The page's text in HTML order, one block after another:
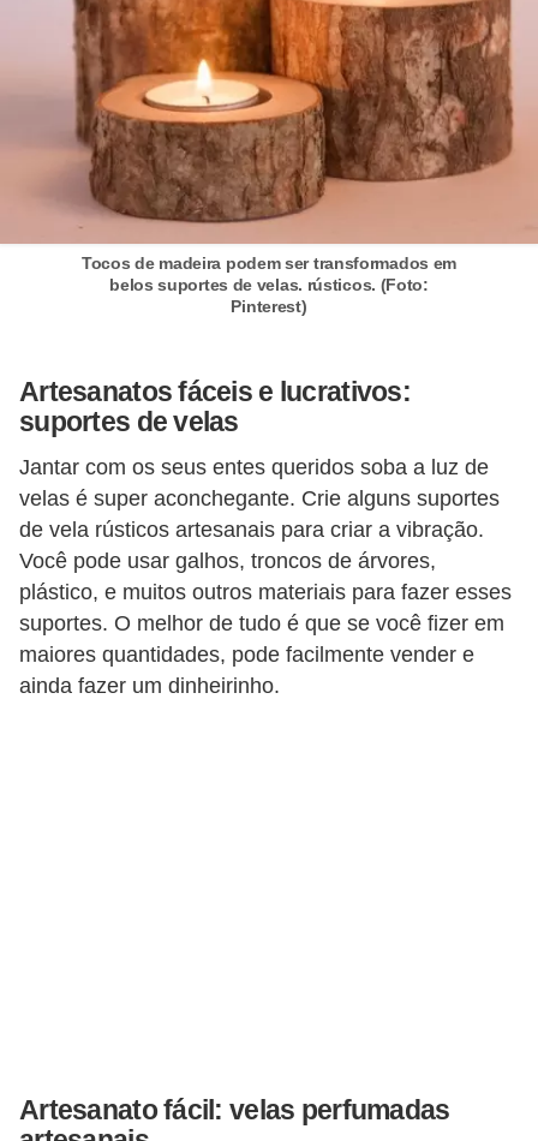
Tocos de madeira podem ser transformados em
belos suportes de velas. rústicos. (Foto:
Pinterest)
Artesanatos fáceis e lucrativos:
suportes de velas
Jantar com os seus entes queridos soba a luz de
velas é super aconchegante. Crie alguns suportes
de vela rústicos artesanais para criar a vibração.
Você pode usar galhos, troncos de árvores,
plástico, e muitos outros materiais para fazer esses
suportes. O melhor de tudo é que se você fizer em
maiores quantidades, pode facilmente vender e
ainda fazer um dinheirinho.
Artesanato fácil: velas perfumadas
n
i